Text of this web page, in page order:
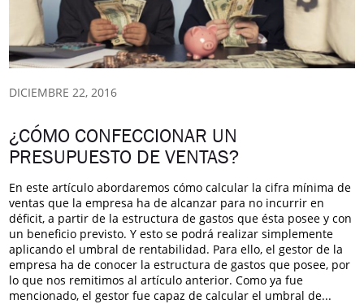
DICIEMBRE 22, 2016
¿CÓMO CONFECCIONAR UN
PRESUPUESTO DE VENTAS?
En este artículo abordaremos cómo calcular la cifra mínima de
ventas que la empresa ha de alcanzar para no incurrir en
déficit, a partir de la estructura de gastos que ésta posee y con
un beneficio previsto. Y esto se podrá realizar simplemente
aplicando el umbral de rentabilidad. Para ello, el gestor de la
empresa ha de conocer la estructura de gastos que posee, por
lo que nos remitimos al artículo anterior. Como ya fue
mencionado, el gestor fue capaz de calcular el umbral de...